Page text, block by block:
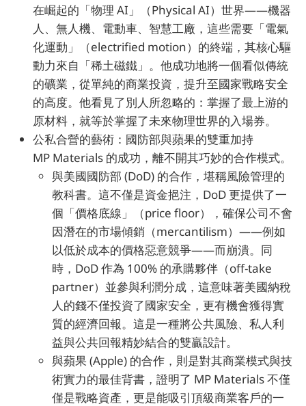
在崛起的「物理 AI」（Physical AI）世界——機器
人、無人機、電動車、智慧工廠，這些需要「電氣
化運動」（electrified motion）的終端，其核心驅
動力來自「稀土磁鐵」。他成功地將一個看似傳統
的礦業，從單純的商業投資，提升至國家戰略安全
的高度。他看見了別人所忽略的：掌握了最上游的
原材料，就等於掌握了未來物理世界的入場券。
公私合營的藝術：國防部與蘋果的雙重加持
MP Materials 的成功，離不開其巧妙的合作模式。
與美國國防部 (DoD) 的合作，堪稱風險管理的
教科書。這不僅是資金挹注，DoD 更提供了一
個「價格底線」（price floor），確保公司不會
因潛在的市場傾銷（mercantilism）——例如
以低於成本的價格惡意競爭——而崩潰。同
時，DoD 作為 100% 的承購夥伴（off-take
partner）並參與利潤分成，這意味著美國納稅
人的錢不僅投資了國家安全，更有機會獲得實
質的經濟回報。這是一種將公共風險、私人利
益與公共回報精妙結合的雙贏設計。
與蘋果 (Apple) 的合作，則是對其商業模式與技
術實力的最佳背書，證明了 MP Materials 不僅
僅是戰略資產，更是能吸引頂級商業客戶的一